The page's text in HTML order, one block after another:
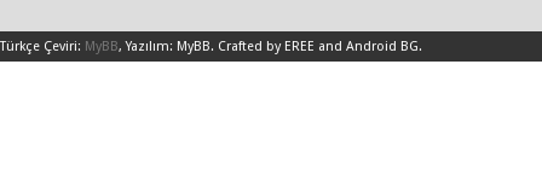
Türkçe Çeviri: MyBB, Yazılım: MyBB. Crafted by EREE and Android BG.